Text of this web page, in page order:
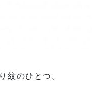
紋のひとつ。